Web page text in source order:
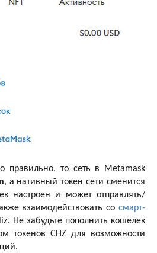
правильно, то сеть в Metamask
, а нативный токен сети сменится
настроен и может отправлять/
взаимодействовать со смарт-
Не забудьте пополнить кошелек
токенов CHZ для возможности